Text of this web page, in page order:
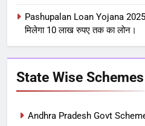
Pashupalan Loan Yojana 2025
मिलेगा 10 लाख रुपए तक का लोन।
State Wise Schemes
Andhra Pradesh Govt